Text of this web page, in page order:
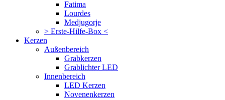
Fatima
Lourdes
Medjugorje
> Erste-Hilfe-Box <
Kerzen
Außenbereich
Grabkerzen
Grablichter LED
Innenbereich
LED Kerzen
Novenenkerzen